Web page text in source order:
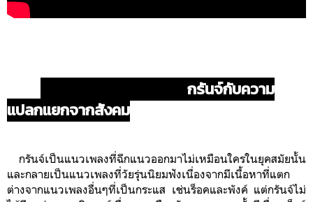
กรันจ์กับความ
แปลกแยกจากสังคม
กรันจ์เป็นแนวเพลงที่ฉีกแนวออกมาไม่เหมือนใครในยุคสมัยนั้น
และกลายเป็นแนวเพลงที่วัยรุ่นนิยมฟังเนื่องจากมีเนื้อหาที่แตก
ต่างจากแนวเพลงอื่นๆที่เป็นกระแส เช่นร็อคและพังค์ แต่กรันจ์ไม่